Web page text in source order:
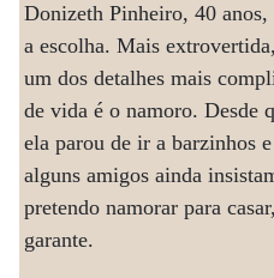
Donizeth Pinheiro, 40
a escolha. Mais
um dos detalhes mais
de vida é o namoro. Desde
ela parou de ir a barzinhos
alguns amigos ainda
pretendo namorar para
garante.